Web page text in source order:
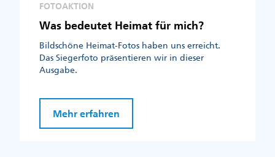
FOTOAKTION
Was bedeutet Heimat für mich?
Bildschöne Heimat-Fotos haben uns erreicht.
Das Siegerfoto präsentieren wir in dieser
Ausgabe.
Mehr erfahren